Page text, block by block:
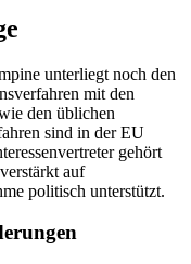
unterliegt noch den
mit den
den üblichen
sind in der EU
gehört
auf
politisch unterstützt.